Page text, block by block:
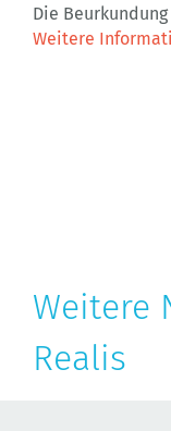
Die
Weitere
Weitere
Realis